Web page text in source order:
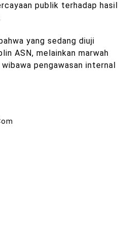
publik terhadap hasil
yang sedang diuji
ASN, melainkan marwah
pengawasan internal